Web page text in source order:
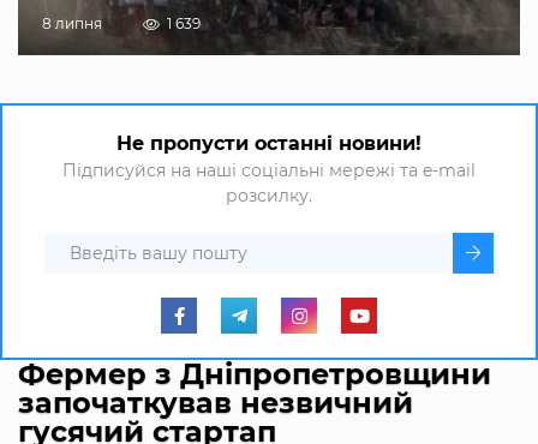
8 липня 1 639
Не пропусти останні новини!
Підписуйся на наші соціальні мережі та e-mail
розсилку.
Фермер з Дніпропетровщини
започаткував незвичний
гусячий стартап